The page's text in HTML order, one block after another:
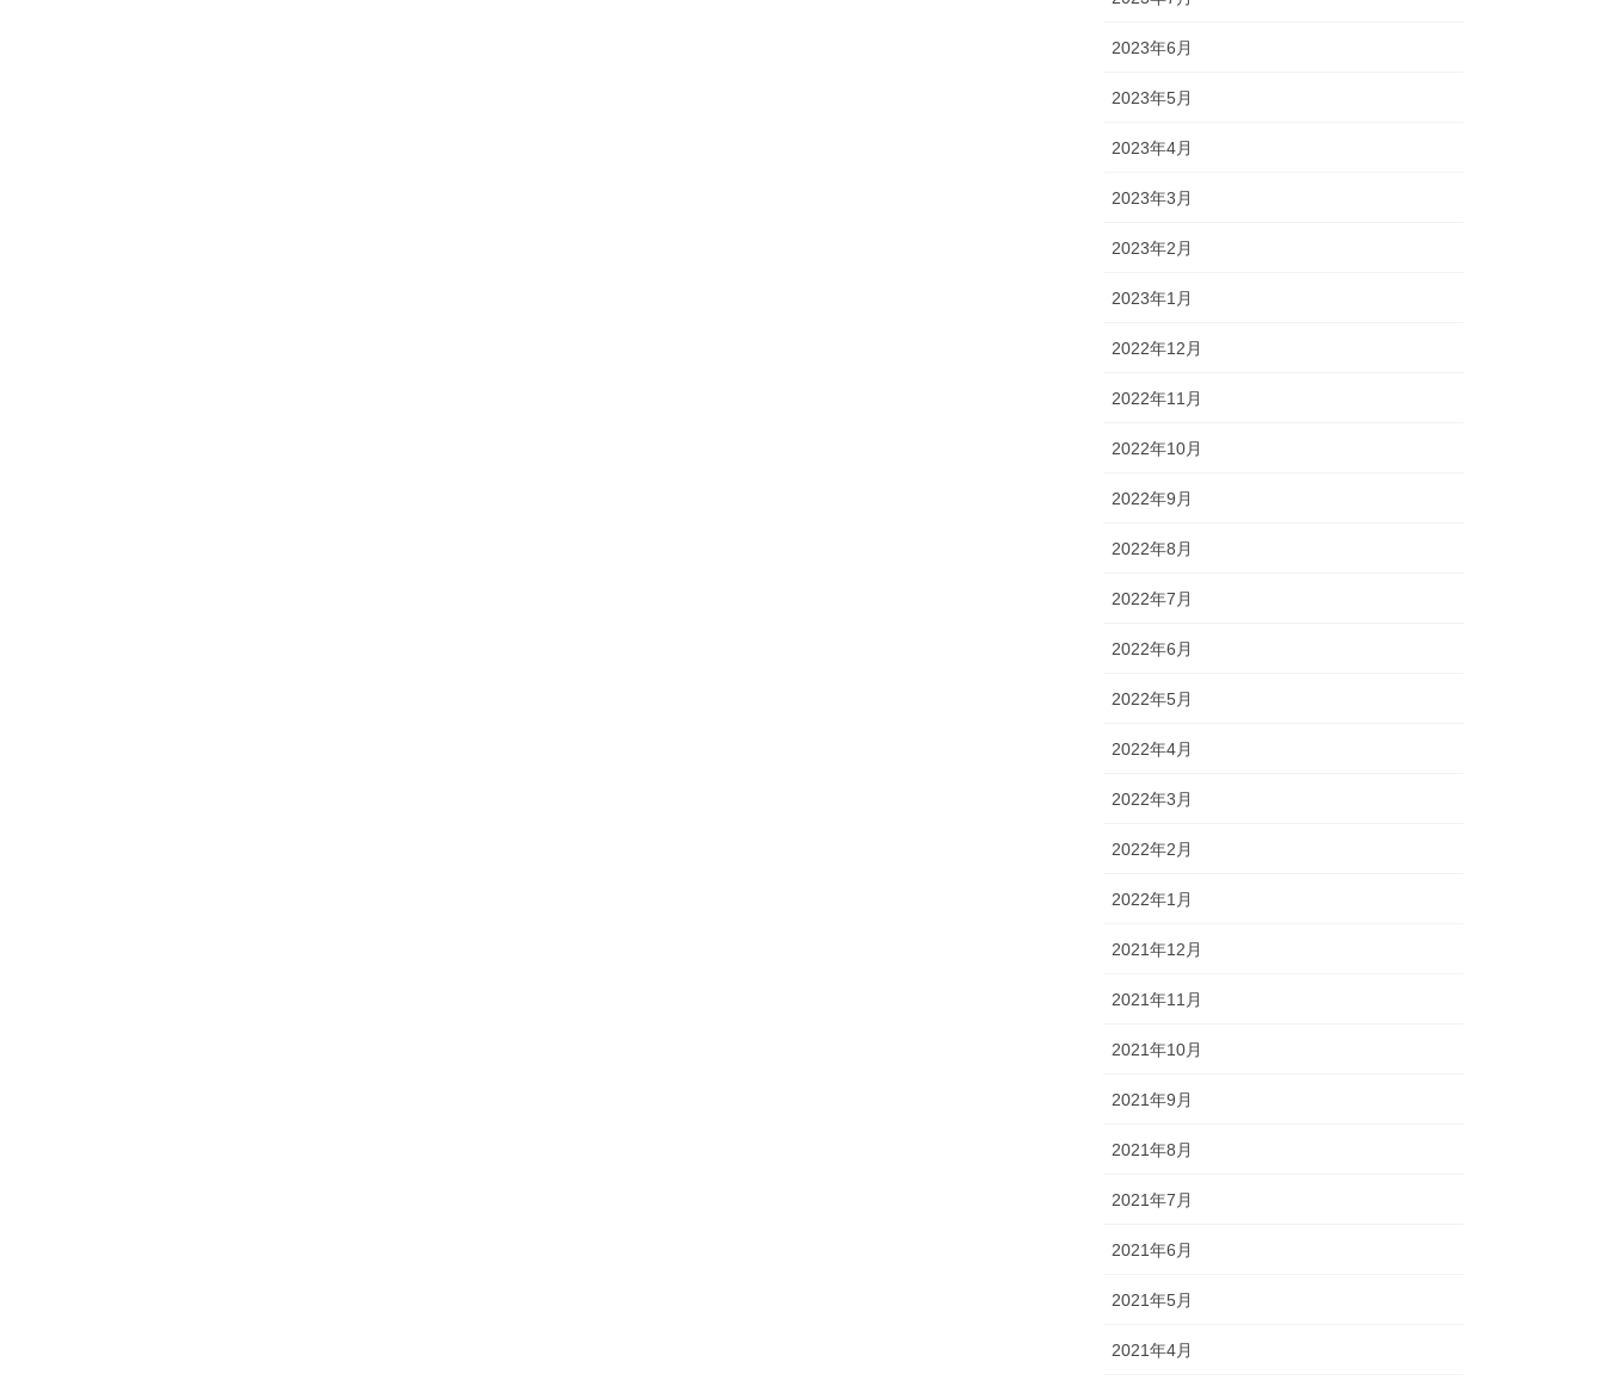
2023年6月
2023年5月
2023年4月
2023年3月
2023年2月
2023年1月
2022年12月
2022年11月
2022年10月
2022年9月
2022年8月
2022年7月
2022年6月
2022年5月
2022年4月
2022年3月
2022年2月
2022年1月
2021年12月
2021年11月
2021年10月
2021年9月
2021年8月
2021年7月
2021年6月
2021年5月
2021年4月